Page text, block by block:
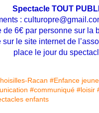
Spectacle TOUT
:
de 6€ par personne sur la
le site internet de
place le jour du
Racan #Enfance
#communiqué #loisir
enfants